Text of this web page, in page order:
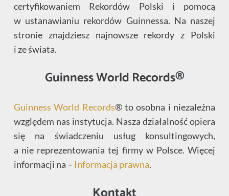
certyfikowaniem Rekordów Polski i pomocą
w ustanawianiu rekordów Guinnessa. Na naszej
stronie znajdziesz najnowsze rekordy z Polski
i ze świata.
Guinness World Records®
Guinness World Records® to osobna i niezależna
względem nas instytucja. Nasza działalność opiera
się na świadczeniu usług konsultingowych,
a nie reprezentowania tej firmy w Polsce. Więcej
informacji na – Informacja prawna.